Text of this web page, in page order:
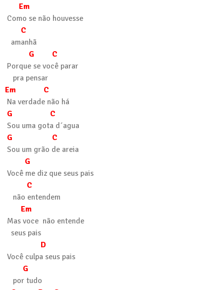
Em
Como se não houvesse
C
amanhã
G C
Porque se você parar
pra pensar
Em C
Na verdade não há
G C
Sou uma gota d´agua
G C
Sou um grão de areia
G
Você me diz que seus pais
C
não entendem
Em
Mas voce não entende
seus pais
D
Você culpa seus pais
G
por tudo